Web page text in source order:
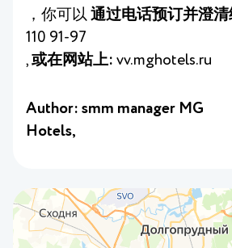
，你可以 通过电话预订并澄清
110 91-97
, 或在网站上: vv.mghotels.ru
Author: smm manager MG
Hotels,